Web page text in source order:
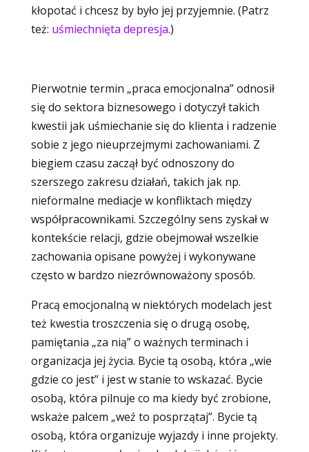
kłopotać i chcesz by było jej przyjemnie. (Patrz
też: uśmiechnięta depresja.)
Pierwotnie termin „praca emocjonalna” odnosił
się do sektora biznesowego i dotyczył takich
kwestii jak uśmiechanie się do klienta i radzenie
sobie z jego nieuprzejmymi zachowaniami. Z
biegiem czasu zaczął być odnoszony do
szerszego zakresu działań, takich jak np.
nieformalne mediacje w konfliktach między
współpracownikami. Szczególny sens zyskał w
kontekście relacji, gdzie obejmował wszelkie
zachowania opisane powyżej i wykonywane
często w bardzo niezrównoważony sposób.
Pracą emocjonalną w niektórych modelach jest
też kwestia troszczenia się o drugą osobę,
pamiętania „za nią” o ważnych terminach i
organizacja jej życia. Bycie tą osobą, która „wie
gdzie co jest” i jest w stanie to wskazać. Bycie
osobą, która pilnuje co ma kiedy być zrobione,
wskaże palcem „weź to posprzątaj”. Bycie tą
osobą, która organizuje wyjazdy i inne projekty.